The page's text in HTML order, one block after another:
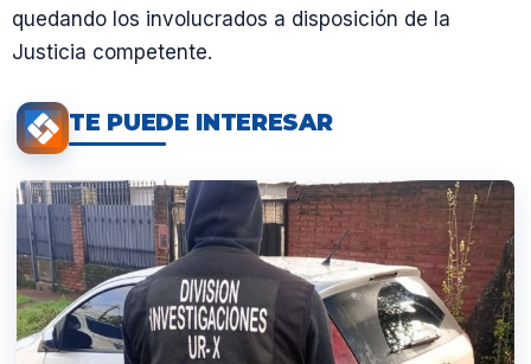
quedando los involucrados a disposición de la
Justicia competente.
TE PUEDE INTERESAR